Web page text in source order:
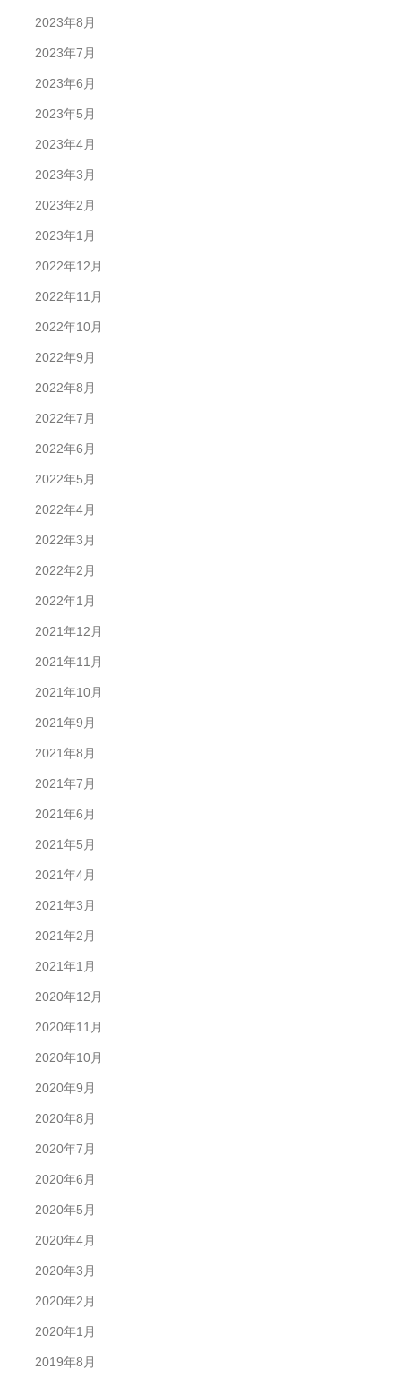
2023年8月
2023年7月
2023年6月
2023年5月
2023年4月
2023年3月
2023年2月
2023年1月
2022年12月
2022年11月
2022年10月
2022年9月
2022年8月
2022年7月
2022年6月
2022年5月
2022年4月
2022年3月
2022年2月
2022年1月
2021年12月
2021年11月
2021年10月
2021年9月
2021年8月
2021年7月
2021年6月
2021年5月
2021年4月
2021年3月
2021年2月
2021年1月
2020年12月
2020年11月
2020年10月
2020年9月
2020年8月
2020年7月
2020年6月
2020年5月
2020年4月
2020年3月
2020年2月
2020年1月
2019年8月